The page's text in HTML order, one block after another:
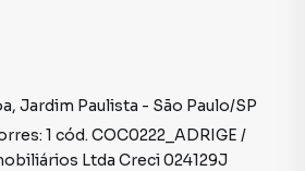
, Jardim Paulista - São Paulo/SP
1 cód. COC0222_ADRIGE /
Ltda Creci024129J